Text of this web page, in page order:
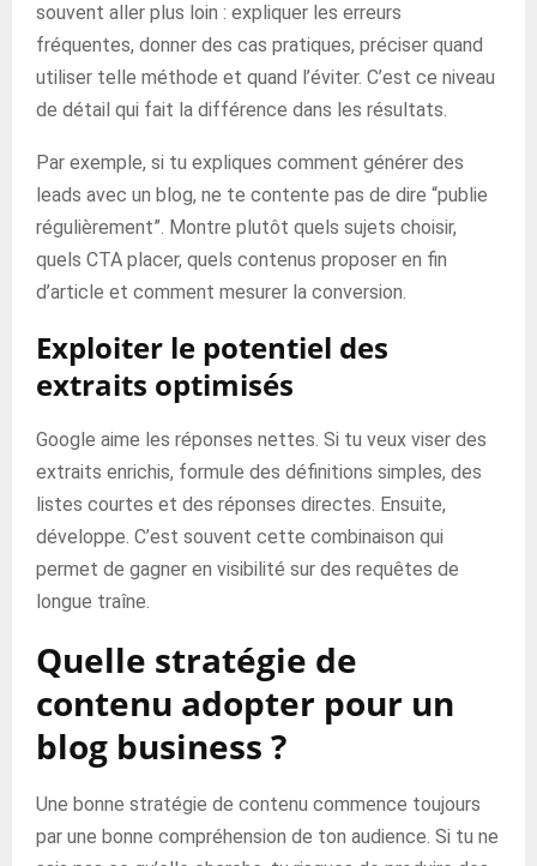
souvent aller plus loin : expliquer les erreurs
fréquentes, donner des cas pratiques, préciser quand
utiliser telle méthode et quand l’éviter. C’est ce niveau
de détail qui fait la différence dans les résultats.
Par exemple, si tu expliques comment générer des
leads avec un blog, ne te contente pas de dire “publie
régulièrement”. Montre plutôt quels sujets choisir,
quels CTA placer, quels contenus proposer en fin
d’article et comment mesurer la conversion.
Exploiter le potentiel des
extraits optimisés
Google aime les réponses nettes. Si tu veux viser des
extraits enrichis, formule des définitions simples, des
listes courtes et des réponses directes. Ensuite,
développe. C’est souvent cette combinaison qui
permet de gagner en visibilité sur des requêtes de
longue traîne.
Quelle stratégie de
contenu adopter pour un
blog business ?
Une bonne stratégie de contenu commence toujours
par une bonne compréhension de ton audience. Si tu ne